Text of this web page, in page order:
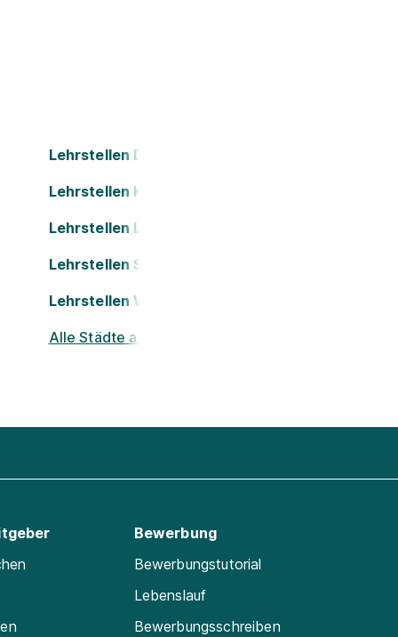
Lehrstellen Dornbirn
Lehrstellen Kapfenberg
Lehrstellen Leonding
Lehrstellen St. Pölten
Lehrstellen Wels
Alle Städte ansehen
Bewerbung
Bewerbungstutorial
Lebenslauf
Bewerbungsschreiben